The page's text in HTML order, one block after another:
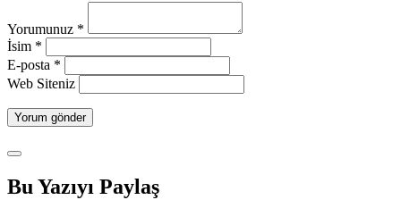
Yorumunuz *
İsim *
E-posta *
Web Siteniz
Bu Yazıyı Paylaş